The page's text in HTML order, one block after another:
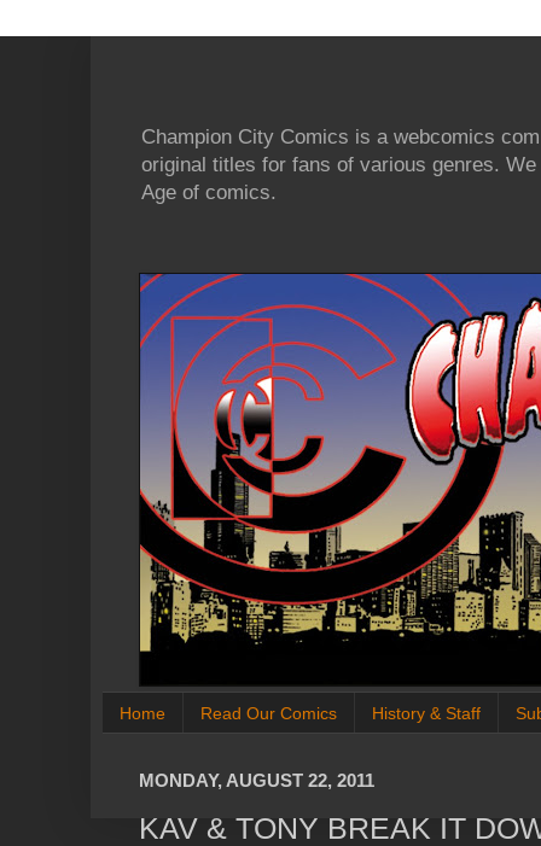
Champion City Comics is a webcomics
original titles for fans of various genres.
Age of comics.
Home Read Our Comics History & Staff
MONDAY, AUGUST 22, 2011
KAV & TONY BREAK IT